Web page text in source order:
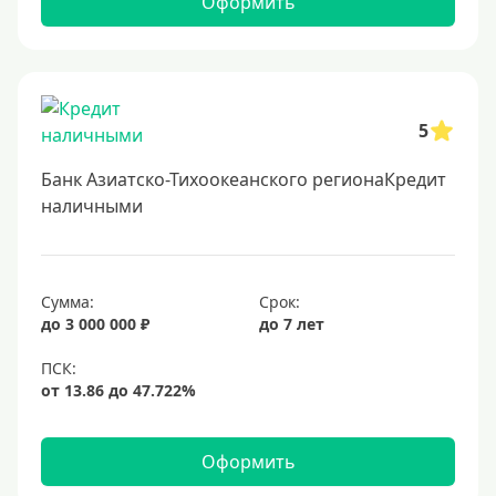
Самые выгодные
Заявка во все банки
Способы выдачи
Не выходя из дома
Онлайн на карту
Валюта
5
Банк Азиатско-Тихоокеанского регионаКредит
наличными
Сумма:
до 3 000 000 ₽
Срок:
до 7 лет
Оформить